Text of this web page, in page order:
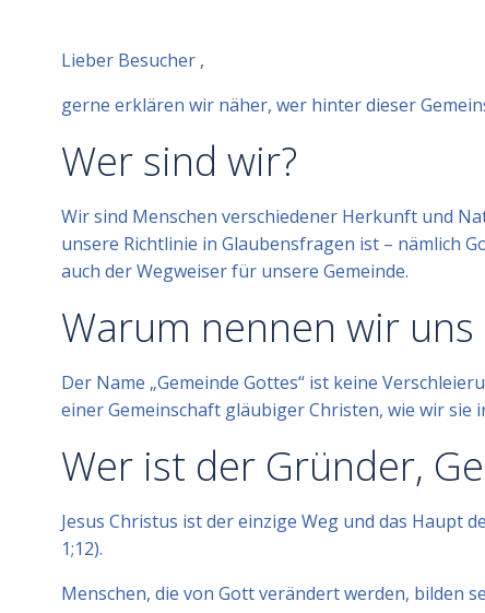
Lieber Besucher ,
gerne erklären wir näher, wer hinter dieser
Wer sind wir?
Wir sind Menschen verschiedener Herkunft und
unsere Richtlinie in Glaubensfragen ist – nämlich
auch der Wegweiser für unsere Gemeinde.
Warum nennen wir uns
Der Name „Gemeinde Gottes“ ist keine
einer Gemeinschaft gläubiger Christen, wie wir sie
Wer ist der Gründer,
Jesus Christus ist der einzige Weg und das Haupt
1;12).
Menschen, die von Gott verändert werden, bilden